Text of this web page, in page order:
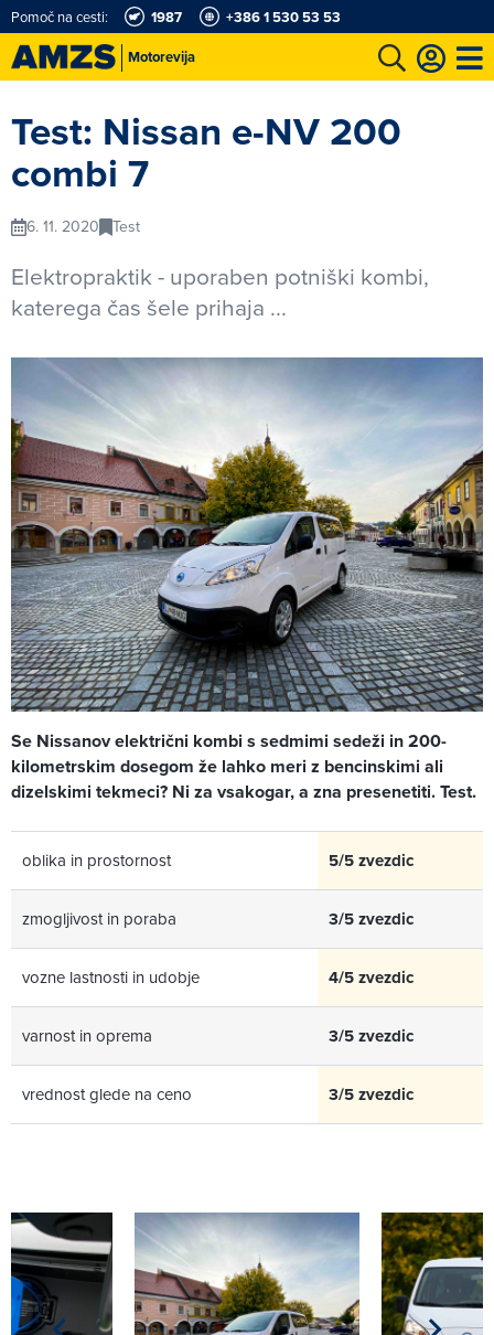
Motorevija
Pomoč na cesti: 1987 +386 1 530 53 53
Test: Nissan e-NV 200
combi 7
6. 11. 2020 Test
Elektropraktik - uporaben potniški kombi,
katerega čas šele prihaja ...
Se Nissanov električni kombi s sedmimi sedeži in 200-
kilometrskim dosegom že lahko meri z bencinskimi ali
dizelskimi tekmeci? Ni za vsakogar, a zna presenetiti. Test.
oblika in prostornost 5/5 zvezdic
zmogljivost in poraba 3/5 zvezdic
vozne lastnosti in udobje 4/5 zvezdic
varnost in oprema 3/5 zvezdic
vrednost glede na ceno 3/5 zvezdic